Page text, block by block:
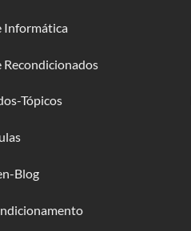
Informática
Recondicionados
Tópicos
Blog